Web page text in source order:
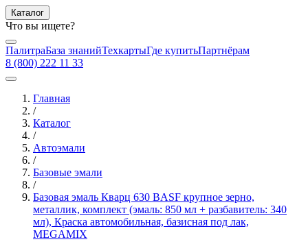
Каталог
Что вы ищете?
ПалитраБаза знанийТехкартыГде купитьПартнёрам
8 (800) 222 11 33
Главная
/
Каталог
/
Автоэмали
/
Базовые эмали
/
Базовая эмаль Кварц 630 BASF крупное зерно,
металлик, комплект (эмаль: 850 мл + разбавитель: 340
мл), Краска автомобильная, базисная под лак,
MEGAMIX